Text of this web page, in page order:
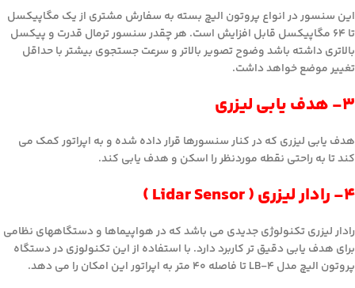
این سنسور در انواع پروتون الیچ بسته به سفارش مشتری از یک مگاپیکسل
تا ۶۴ مگاپیکسل قابل افزایش است. هر چقدر سنسور ترمال قدرت و پیکسل
بالاتری داشته باشد وضوح تصویر بالاتر و سرعت جستجوی بیشتر با حداقل
تغییر موضع خواهد داشت.
۳- هدف یابی لیزری
هدف یابی لیزری که در کنار سنسورها قرار داده شده و به اپراتور کمک می
کند تا به راحتی نقطه موردنظر را اسکن و هدف یابی کند.
۴- رادار لیزری ( Lidar Sensor )
رادار لیزری تکنولوژی جدیدی می باشد که در هواپیماها و دستگاههای نظامی
برای هدف یابی دقیق تر کاربرد دارد. با استفاده از این تکنولوزی در دستگاه
پروتون الیچ مدل LB-4 تا فاصله ۴۰ متر به اپراتور این امکان را می دهد.